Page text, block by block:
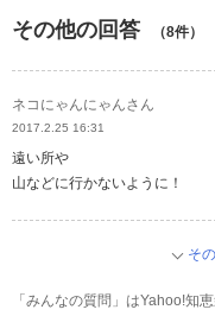
その他の回答 （8件）
ネコにゃんにゃんさん
2017.2.25 16:31
遠い所や
山などに行かないように！
そ
「みんなの質問」はYahoo!知